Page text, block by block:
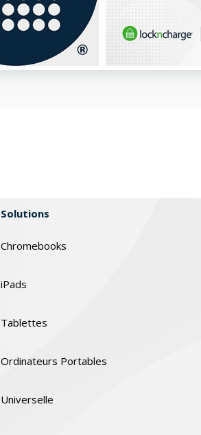
Solutions
Chromebooks
iPads
Tablettes
Ordinateurs Portables
Universelle